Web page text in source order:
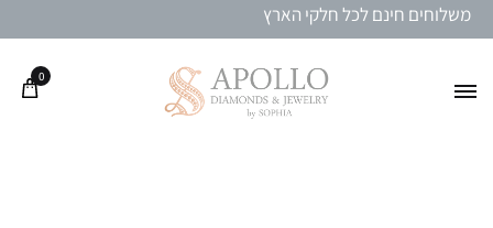
משלוחים חינם לכל חלקי הארץ
0